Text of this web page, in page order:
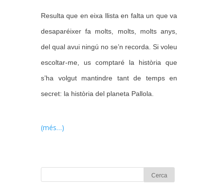
Resulta que en eixa llista en falta un que va
desaparéixer fa molts, molts, molts anys,
del qual avui ningú no se’n recorda. Si voleu
escoltar-me, us comptaré la història que
s’ha volgut mantindre tant de temps en
secret: la història del planeta Pallola.
(més…)